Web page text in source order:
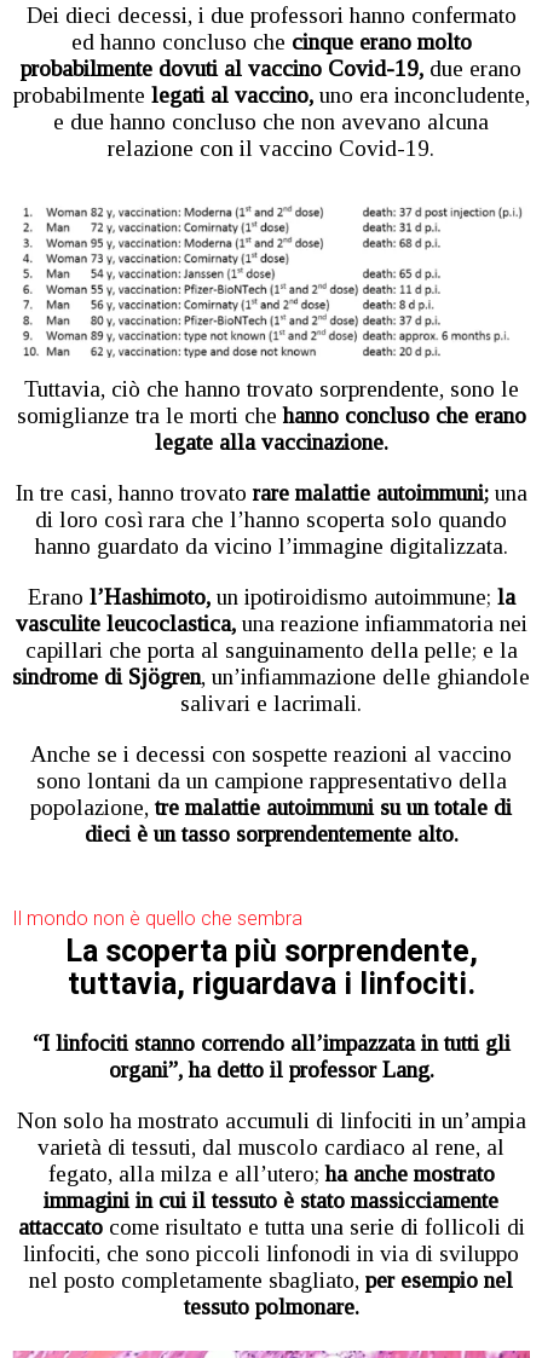
Dei dieci decessi, i due professori hanno confermato
ed hanno concluso che cinque erano molto
probabilmente dovuti al vaccino Covid-19, due erano
probabilmente legati al vaccino,uno era inconcludente,
e due hanno concluso che non avevano alcuna
relazione con il vaccino Covid-19.
Tuttavia, ciò che hanno trovato sorprendente, sono le
somiglianze tra le morti che hanno concluso che erano
legate alla vaccinazione.
In tre casi, hanno trovato rare malattie autoimmuni;una
di loro così rara che l’hanno scoperta solo quando
hanno guardato da vicino l’immagine digitalizzata.
Erano l’Hashimoto,un ipotiroidismo autoimmune; la
vasculite leucoclastica, una reazione infiammatoria nei
capillari che porta al sanguinamento della pelle; e la
sindrome di Sjögren, un’infiammazione delle ghiandole
salivari e lacrimali.
Anche se i decessi con sospette reazioni al vaccino
sono lontani da un campione rappresentativo della
popolazione,tre malattie autoimmuni su un totale di
dieci è un tasso sorprendentemente alto.
Il mondo non è quello che sembra
La scoperta più sorprendente,
tuttavia, riguardava i linfociti.
“I linfociti stanno correndo all’impazzata in tutti gli
organi”, ha detto il professor Lang.
Non solo ha mostrato accumuli di linfociti in un’ampia
varietà di tessuti, dal muscolo cardiaco al rene, al
fegato, alla milza e all’utero; ha anche mostrato
immagini in cui il tessuto è stato massicciamente
attaccatocome risultato e tutta una serie di follicoli di
linfociti, che sono piccoli linfonodi in via di sviluppo
nel posto completamente sbagliato, per esempio nel
tessuto polmonare.